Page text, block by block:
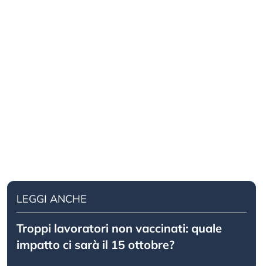
LEGGI ANCHE
Troppi lavoratori non vaccinati: quale
impatto ci sarà il 15 ottobre?